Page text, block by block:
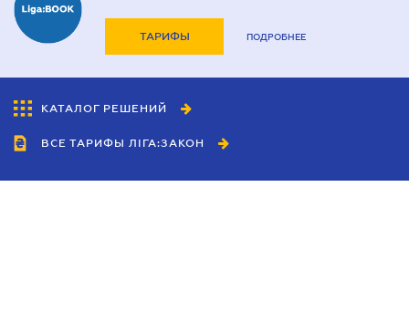
ТАРИФЫ ПОДРОБНЕЕ
КАТАЛОГ РЕШЕНИЙ
ВСЕ ТАРИФЫ ЛІГА:ЗАКОН